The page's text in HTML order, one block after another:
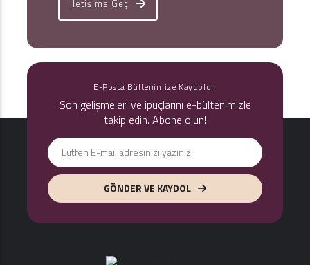
İletişime Geç
E-Posta Bültenimize Kaydolun
Son gelişmeleri ve ipuçlarını e-bültenimizle
takip edin. Abone olun!
GÖNDER VE KAYDOL